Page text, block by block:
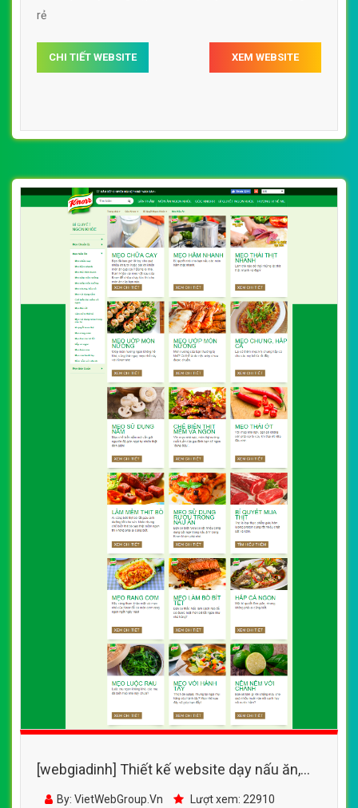
rẻ
CHI TIẾT WEBSITE XEM WEBSITE
[webgiadinh] Thiết kế website dạy nấu ăn,
các mẹo nấu ăn ngon cho gia đình, quán ăn
By: VietWebGroup.Vn Lượt xem: 22910